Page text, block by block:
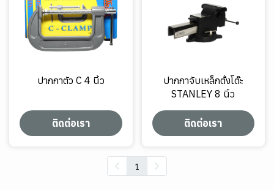
ปากกาตัว C 4 นิ้ว
ติดต่อเรา
ปากกาจับเหล็กตั้งโต๊ะ
STANLEY 8 นิ้ว
ติดต่อเรา
1